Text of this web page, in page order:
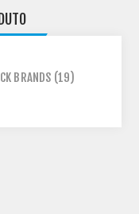
BRANDS (19)